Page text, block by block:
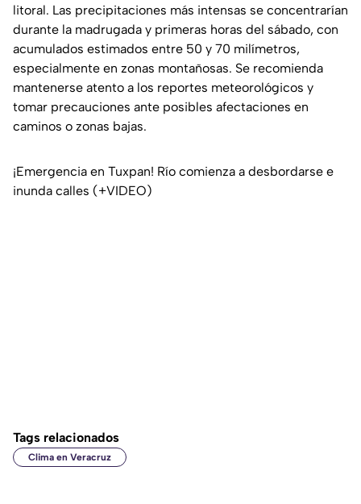
litoral. Las precipitaciones más intensas se concentrarían
durante la madrugada y primeras horas del sábado, con
acumulados estimados entre 50 y 70 milímetros,
especialmente en zonas montañosas. Se recomienda
mantenerse atento a los reportes meteorológicos y
tomar precauciones ante posibles afectaciones en
caminos o zonas bajas.
¡Emergencia en Tuxpan! Río comienza a desbordarse e
inunda calles (+VIDEO)
Tags relacionados
Clima en Veracruz